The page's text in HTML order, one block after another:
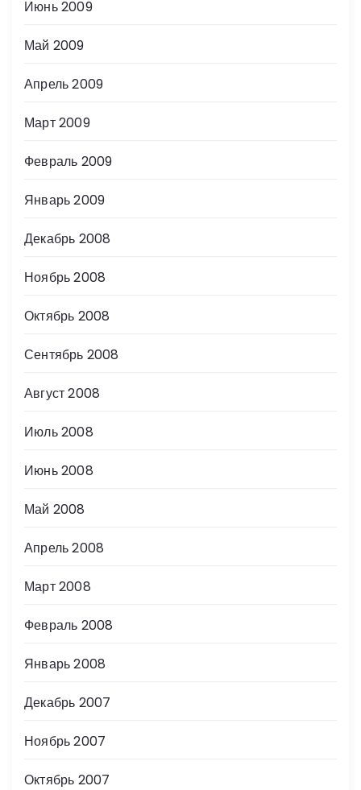
Июнь 2009
Май 2009
Апрель 2009
Март 2009
Февраль 2009
Январь 2009
Декабрь 2008
Ноябрь 2008
Октябрь 2008
Сентябрь 2008
Август 2008
Июль 2008
Июнь 2008
Май 2008
Апрель 2008
Март 2008
Февраль 2008
Январь 2008
Декабрь 2007
Ноябрь 2007
Октябрь 2007